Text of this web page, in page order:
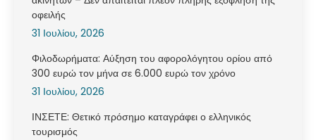
οφειλής
31 Ιουλίου, 2026
Φιλοδωρήματα: Αύξηση του αφορολόγητου ορίου από
300 ευρώ τον μήνα σε 6.000 ευρώ τον χρόνο
31 Ιουλίου, 2026
ΙΝΣΕΤΕ: Θετικό πρόσημο καταγράφει ο ελληνικός
τουρισμός